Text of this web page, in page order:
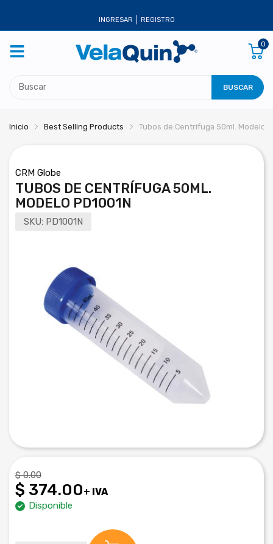
INGRESAR REGISTRO
0
BUSCAR
Inicio Best Selling Products Tubos de Centrífuga 50ml. Modelo
CRM Globe
TUBOS DE CENTRÍFUGA 50ML.
MODELO PD1001N
SKU: PD1001N
$ 0.00
$ 374.00+ IVA
Disponible